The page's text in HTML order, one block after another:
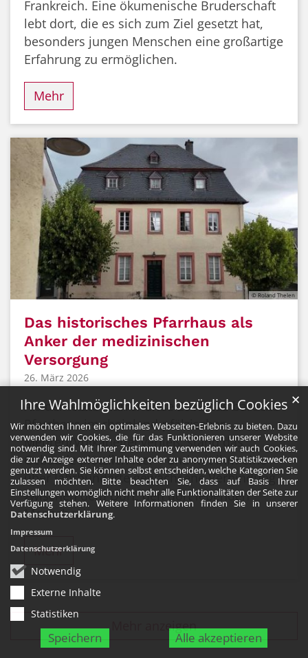
Ihre Wahlmöglichkeiten bezüglich Cookies
Wir möchten Ihnen ein optimales Webseiten-Erlebnis zu bieten. Dazu
verwenden wir Cookies, die für das Funktionieren unserer Website
notwendig sind. Mit Ihrer Zustimmung verwenden wir auch Cookies,
die zur Anzeige externer Inhalte oder zu anonymen Statistikzwecken
genutzt werden. Sie können selbst entscheiden, welche Kategorien Sie
zulassen möchten. Bitte beachten Sie, dass auf Basis Ihrer
Einstellungen womöglich nicht mehr alle Funktionalitäten der Seite zur
Verfügung stehen. Weitere Informationen finden Sie in unserer
Datenschutzerklärung.
Notwendig
Externe Inhalte
Statistiken
Speichern Alle akzeptieren
✕
Impressum
Datenschutzerklärung
Frankreich. Eine ökumenische Bruderschaft
lebt dort, die es sich zum Ziel gesetzt hat,
besonders jungen Menschen eine großartige
Erfahrung zu ermöglichen.
Mehr
© Roland Thelen
Das historisches Pfarrhaus als
Anker der medizinischen
Versorgung
26. März 2026
Als der letzte Pfarrer Ende 2019 das barocke
Pfarrhaus im rheinland-pfälzischen
Mehren/Vulkaneifel verließ, stand das
Gebäude plötzlich leer – und mit ihm eine
über Jahrhunderte gewachsene Verbindung
zwischen dem Dorf, den dort lebenden
Menschen ...
Mehr
Mehr anzeigen